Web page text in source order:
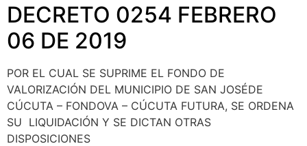
DECRETO 0254 FEBRERO
06 DE 2019
POR EL CUAL SE SUPRIME EL FONDO DE
VALORIZACIÓN DEL MUNICIPIO DE SAN JOSÉDE
CÚCUTA – FONDOVA – CÚCUTA FUTURA, SE ORDENA
SU LIQUIDACIÓN Y SE DICTAN OTRAS
DISPOSICIONES